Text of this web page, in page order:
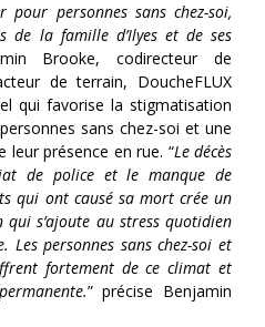
personnes sans chez-soi,
de la famille d’Ilyes et de ses
Brooke, codirecteur de
de terrain, DoucheFLUX
qui favorise la stigmatisation
sans chez-soi et une
leur présence en rue. “Le décès
de police et le manque de
qui ont causé sa mort crée un
s’ajoute au stress quotidien
personnes sans chez-soi et
fortement de ce climat et
” précise Benjamin